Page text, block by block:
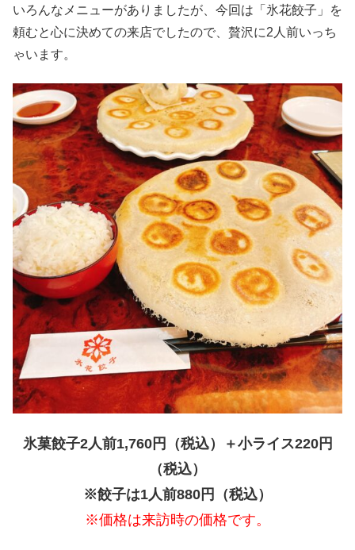
いろんなメニューがありましたが、今回は「氷花餃子」を
頼むと心に決めての来店でしたので、贅沢に2人前いっち
ゃいます。
氷菓餃子2人前1,760円（税込）＋小ライス220円
（税込）
※餃子は1人前880円（税込）
※価格は来訪時の価格です。